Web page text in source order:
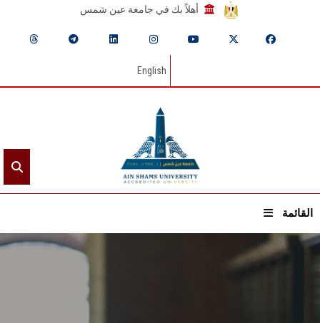
أهلاً بك في جامعة عين شمس
English
القائمة